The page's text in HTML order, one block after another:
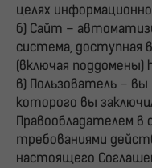
целях
б) Сайт –
система, доступная
(включая поддомены)
в) Пользователь –
которого вы
Правообладателем
требованиями
настоящего